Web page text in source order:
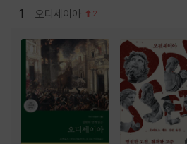
1 오디세이아 2